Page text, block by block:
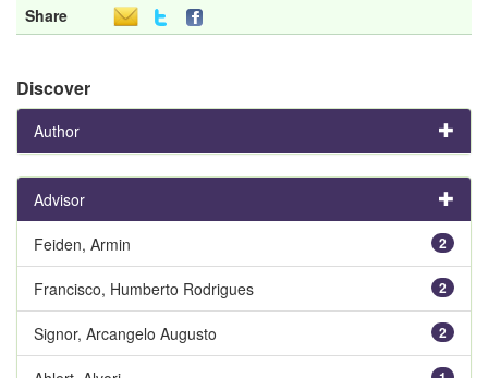
Share
Discover
Author
Advisor
2
Feiden, Armin
2
Francisco, Humberto Rodrigues
2
Signor, Arcangelo Augusto